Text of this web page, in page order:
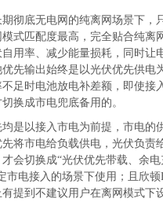
彻底无电网的纯离网场景下，
式匹配度最高，完全贴合纯离
用率、减少能量损耗，同时让
先输出始终是以光伏优先供电
足时电池放电补差额，即使接
换成市电兜底备用的。
是以接入市电为前提，市电的
将市电给负载供电，光伏负责
会切换成“光伏优先带载、余
市电接入的场景下使用；且欣顿
提到不建议用户在离网模式下